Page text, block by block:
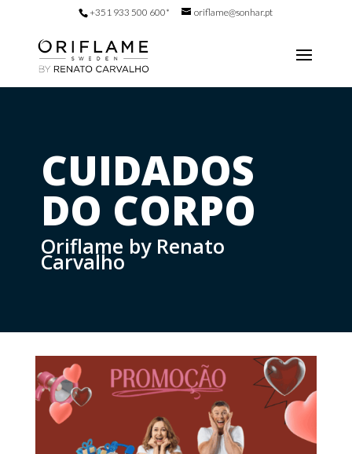
+351 933 500 600* oriflame@sonhar.pt
CUIDADOS
DO CORPO
Oriflame by Renato
Carvalho